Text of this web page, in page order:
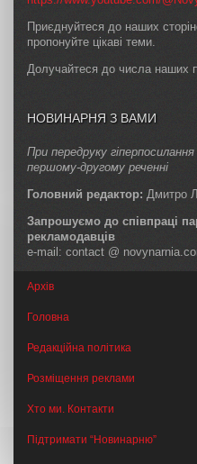
Приєднуйтеся до наших
пропонуйте цікаві теми.
Долучайтеся до числа наших
НОВИНАРНЯ З ВАМИ
При передруку гіперпосилання
першому-другому реченні
Головний редактор: Дмитро
Запрошуємо до співпраці
рекламодавців
e-mail: contact @
Архів
Головна
Редакційна політика
Розміщення реклами
Хто ми. Контакти
Підтримати “Новинарню”